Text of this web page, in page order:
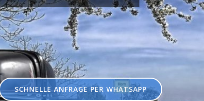
SCHNELLE ANFRAGE PER WHATSAPP